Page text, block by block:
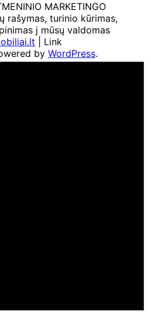
MARKETINGO
rašymas, turinio kūrimas,
į mūsų valdomas
| Link
by WordPress.